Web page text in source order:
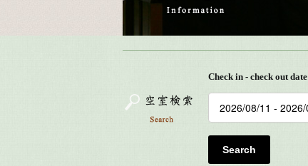
Check in - check out date
Search